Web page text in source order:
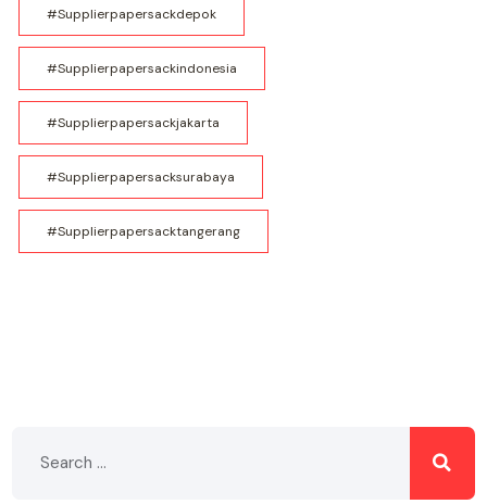
#supplierpapersackdepok
#supplierpapersackindonesia
#supplierpapersackjakarta
#supplierpapersacksurabaya
#supplierpapersacktangerang